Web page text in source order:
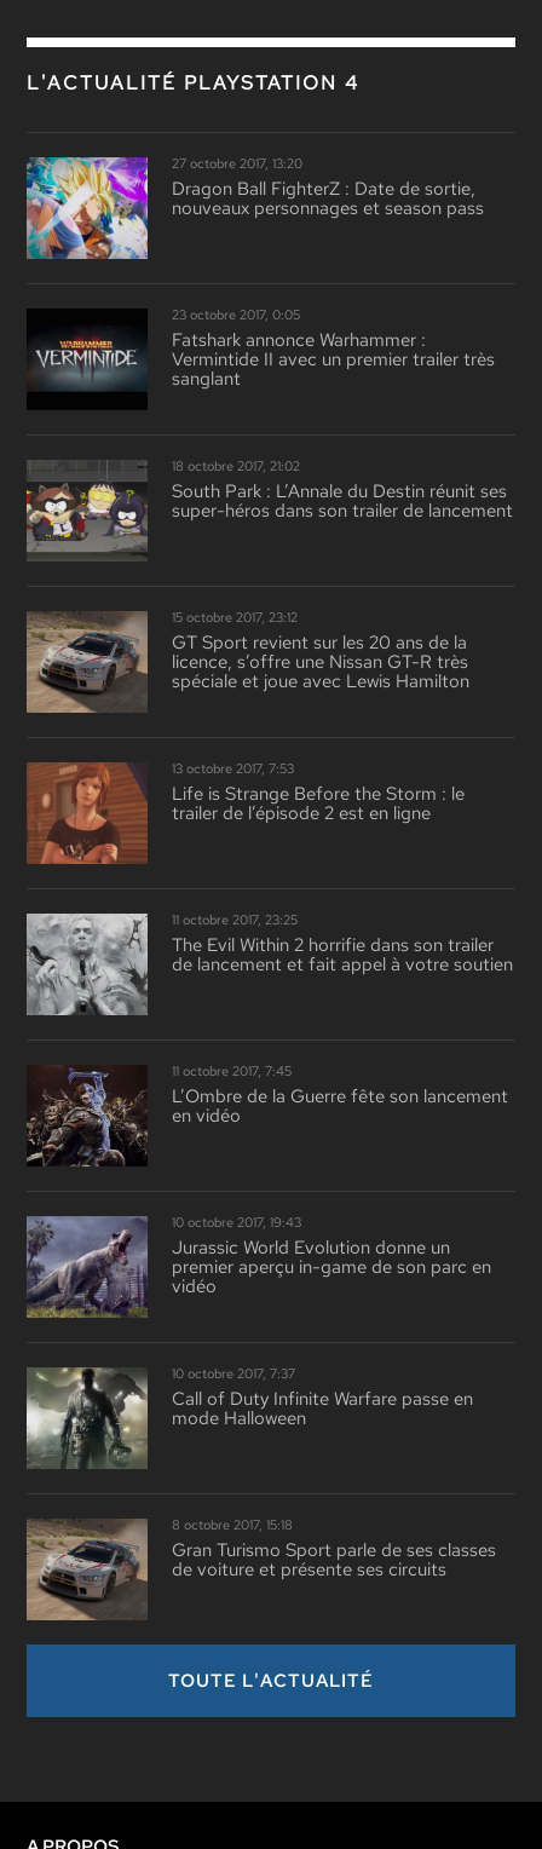
L'ACTUALITÉ PLAYSTATION 4
27 octobre 2017, 13:20
Dragon Ball FighterZ : Date de sortie,
nouveaux personnages et season pass
23 octobre 2017, 0:05
Fatshark annonce Warhammer :
Vermintide II avec un premier trailer très
sanglant
18 octobre 2017, 21:02
South Park : L’Annale du Destin réunit ses
super-héros dans son trailer de lancement
15 octobre 2017, 23:12
GT Sport revient sur les 20 ans de la
licence, s’offre une Nissan GT-R très
spéciale et joue avec Lewis Hamilton
13 octobre 2017, 7:53
Life is Strange Before the Storm : le
trailer de l’épisode 2 est en ligne
11 octobre 2017, 23:25
The Evil Within 2 horrifie dans son trailer
de lancement et fait appel à votre soutien
11 octobre 2017, 7:45
L’Ombre de la Guerre fête son lancement
en vidéo
10 octobre 2017, 19:43
Jurassic World Evolution donne un
premier aperçu in-game de son parc en
vidéo
10 octobre 2017, 7:37
Call of Duty Infinite Warfare passe en
mode Halloween
8 octobre 2017, 15:18
Gran Turismo Sport parle de ses classes
de voiture et présente ses circuits
TOUTE L'ACTUALITÉ